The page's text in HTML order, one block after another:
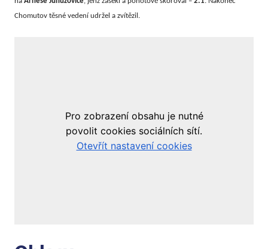
Chomutov těsné vedení udržel a zvítězil.